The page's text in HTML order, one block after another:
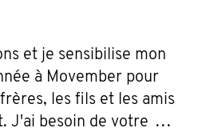
et je sensibilise mon
à Movember pour
les fils et les amis
J'ai besoin de votre